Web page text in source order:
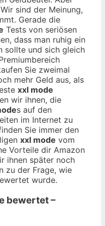
sind der Meinung,
Gerade die
Tests von seriösen
dass man ruhig ein
sollte und sich gleich
Sie zweimal
mehr Geld aus, als
xxl mode
wir ihnen, die
s auf den
im Internet zu
Sie immer den
xxl mode vom
Vorteile dir Amazon
ihnen später noch
zu der Frage, wie
wurde.
bewertet –